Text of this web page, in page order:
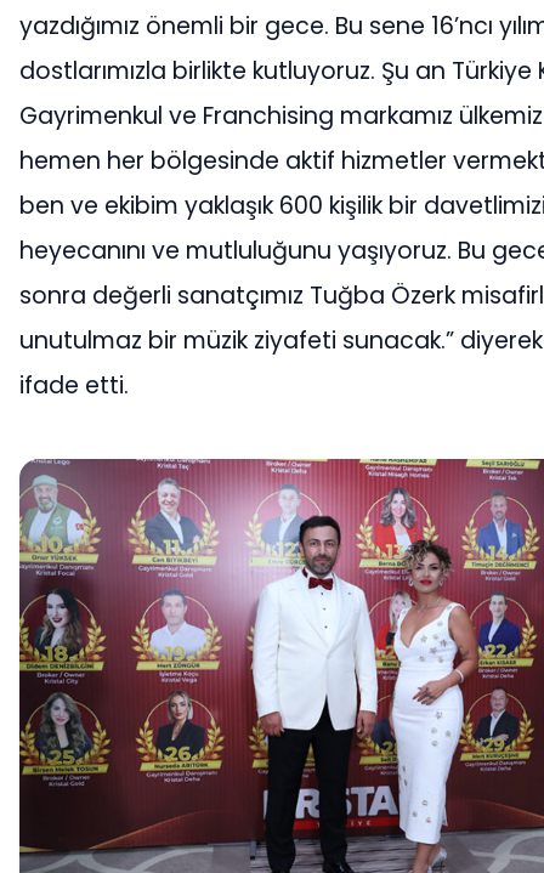
yazdığımız önemli bir gece. Bu sene 16’ncı
dostlarımızla birlikte kutluyoruz. Şu an Türkiye
Gayrimenkul ve Franchising markamız
hemen her bölgesinde aktif hizmetler
ben ve ekibim yaklaşık 600 kişilik bir
heyecanını ve mutluluğunu yaşıyoruz. Bu
sonra değerli sanatçımız Tuğba Özerk
unutulmaz bir müzik ziyafeti sunacak.” diyerek
ifade etti.